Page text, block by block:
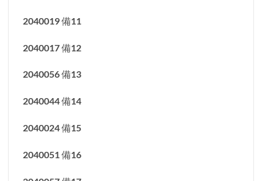
2040019 備11
2040017 備12
2040056 備13
2040044 備14
2040024 備15
2040051 備16